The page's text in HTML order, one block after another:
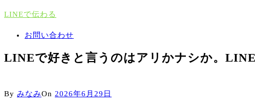
Skip
content
LINEで伝わる
お問い合わせ
LINEで好きと言うのはアリかナシか。
By みなみOn 2026年6月29日